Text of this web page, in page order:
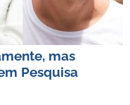
mas
Pesquisa